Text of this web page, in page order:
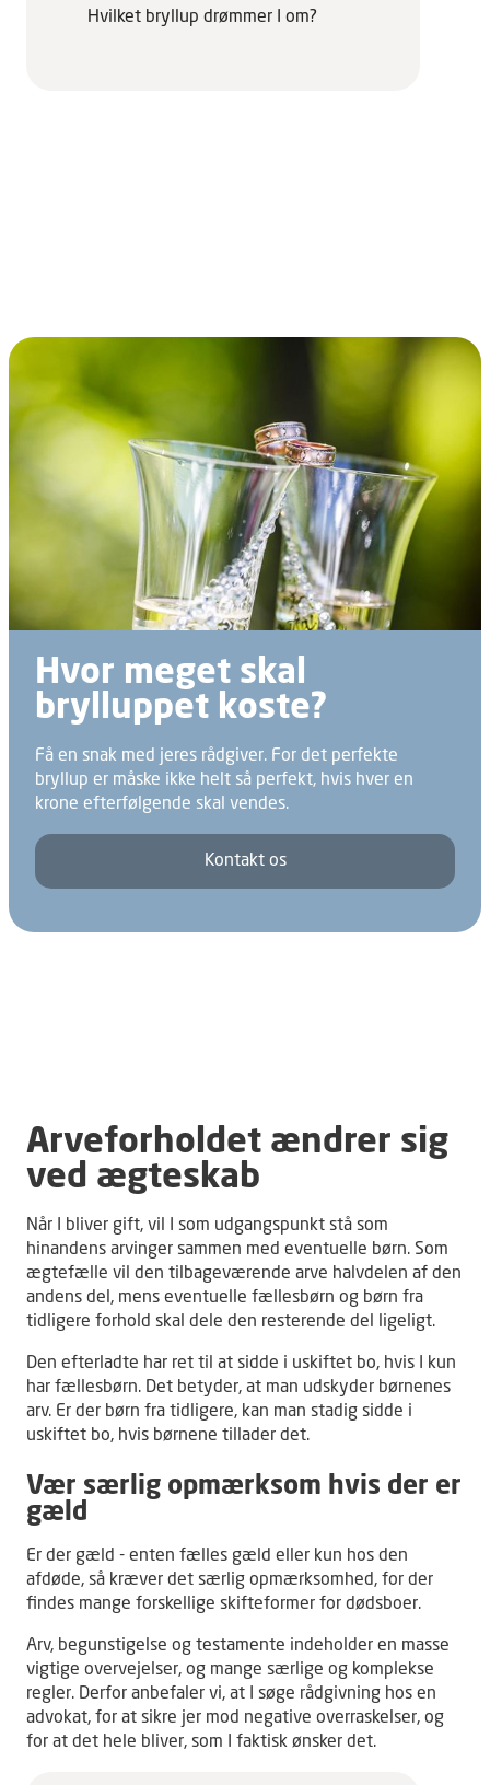
Hvilket bryllup drømmer I om?
Hvor meget skal
brylluppet koste?
Få en snak med jeres rådgiver. For det perfekte
bryllup er måske ikke helt så perfekt, hvis hver en
krone efterfølgende skal vendes.
Kontakt os
Arveforholdet ændrer sig
ved ægteskab
Når I bliver gift, vil I som udgangspunkt stå som
hinandens arvinger sammen med eventuelle børn. Som
ægtefælle vil den tilbageværende arve halvdelen af den
andens del, mens eventuelle fællesbørn og børn fra
tidligere forhold skal dele den resterende del ligeligt.
Den efterladte har ret til at sidde i uskiftet bo, hvis I kun
har fællesbørn. Det betyder, at man udskyder børnenes
arv. Er der børn fra tidligere, kan man stadig sidde i
uskiftet bo, hvis børnene tillader det.
Vær særlig opmærksom hvis der er
gæld
Er der gæld - enten fælles gæld eller kun hos den
afdøde, så kræver det særlig opmærksomhed, for der
findes mange forskellige skifteformer for dødsboer.
Arv, begunstigelse og testamente indeholder en masse
vigtige overvejelser, og mange særlige og komplekse
regler. Derfor anbefaler vi, at I søge rådgivning hos en
advokat, for at sikre jer mod negative overraskelser, og
for at det hele bliver, som I faktisk ønsker det.